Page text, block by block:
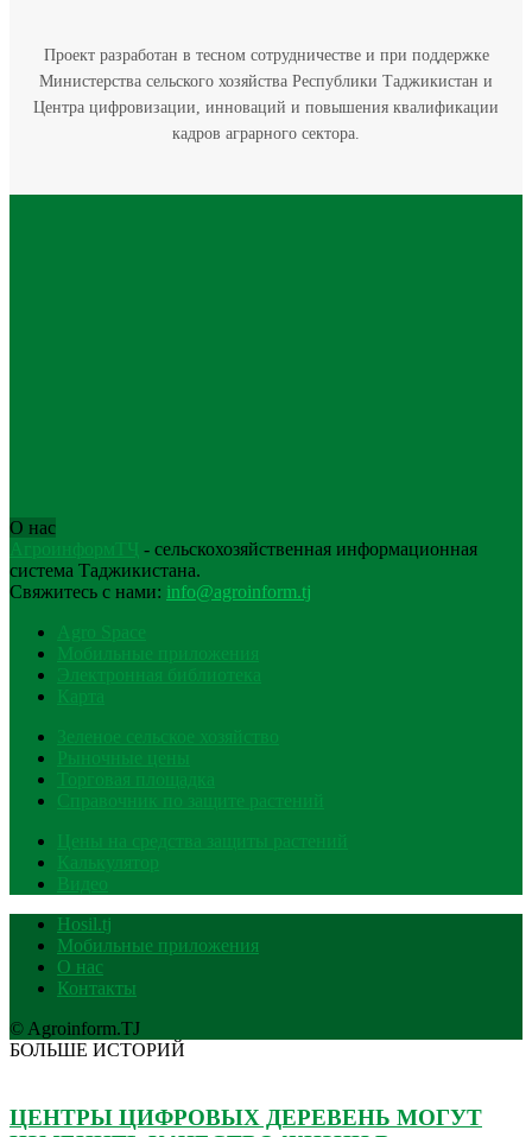
Проект разработан в тесном сотрудничестве и при поддержке
Министерства сельского хозяйства Республики Таджикистан и
Центра цифровизации, инноваций и повышения квалификации
кадров аграрного сектора.
О нас
АгроинформТҶ - сельскохозяйственная информационная
система Таджикистана.
Свяжитесь с нами: info@agroinform.tj
Agro Space
Мобильные приложения
Электронная библиотека
Карта
Зеленое сельское хозяйство
Рыночные цены
Торговая площадка
Справочник по защите растений
Цены на средства защиты растений
Калькулятор
Видео
Hosil.tj
Мобильные приложения
О нас
Контакты
© Agroinform.TJ
БОЛЬШЕ ИСТОРИЙ
ЦЕНТРЫ ЦИФРОВЫХ ДЕРЕВЕНЬ МОГУТ